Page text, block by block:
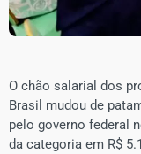
​O chão salarial dos
Brasil mudou de
pelo governo federal
da categoria em R$